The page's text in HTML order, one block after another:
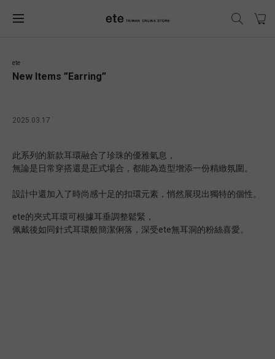
ete
New Items ”Earring”
2025.03.17
此系列的新款耳環融合了珍珠的優雅氣息，
無論是日常穿搭還是正式場合，都能為造型增添一份精緻氛圍。
設計中還加入了時尚感十足的扣環元素，悄然展現出獨特的個性。
ete的夾式耳環可根據耳垂調整鬆緊，
佩戴後如同針式耳環般簡潔俐落，深受ete無耳洞的粉絲喜愛。